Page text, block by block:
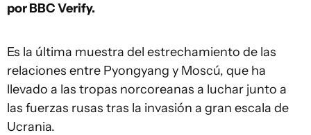
por BBC Verify.
Es la última muestra del estrechamiento de las
relaciones entre Pyongyang y Moscú, que ha
llevado a las tropas norcoreanas a luchar junto a
las fuerzas rusas tras la invasión a gran escala de
Ucrania.